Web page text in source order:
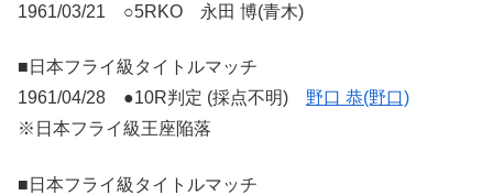
1961/03/21 ○5RKO 永田 博(青木)
■日本フライ級タイトルマッチ
1961/04/28 ●10R判定 (採点不明) 野口 恭(野口)
※日本フライ級王座陥落
■日本フライ級タイトルマッチ